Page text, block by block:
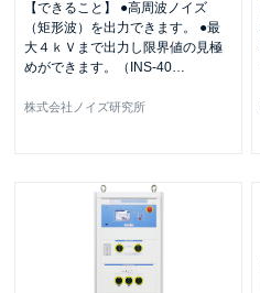
【できること】 ●高周波ノイズ
（矩形波）を出力できます。 ●最
大４ｋＶまで出力し限界値の見極
めができます。（INS-40…
株式会社ノイズ研究所